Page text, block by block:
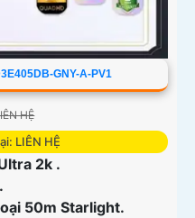
GNY-A-PV1
HỆ
LIÊN HỆ
2k .
50m Starlight.